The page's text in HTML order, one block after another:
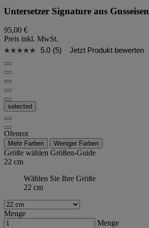
Untersetzer Signature aus Gusseisen
95,00 €
Preis inkl. MwSt.
5.0 (5) Jetzt Produkt bewerten
selected
Ofenrot
Mehr Farben Weniger Farben
Größe wählen Größen-Guide
22 cm
Wählen Sie Ihre Größe
22 cm
Menge
Menge